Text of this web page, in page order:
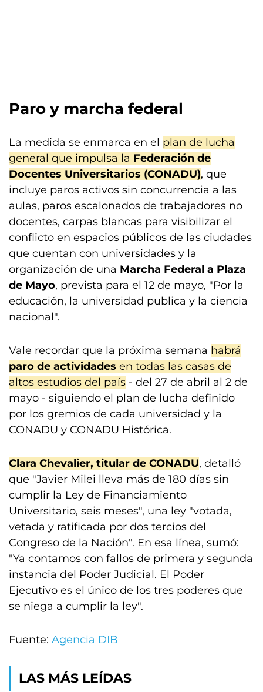
Paro y marcha federal
La medida se enmarca en el plan de lucha
general que impulsa la Federación de
Docentes Universitarios (CONADU), que
incluye paros activos sin concurrencia a las
aulas, paros escalonados de trabajadores no
docentes, carpas blancas para visibilizar el
conflicto en espacios públicos de las ciudades
que cuentan con universidades y la
organización de una Marcha Federal a Plaza
de Mayo, prevista para el 12 de mayo, "Por la
educación, la universidad publica y la ciencia
nacional".
Vale recordar que la próxima semana habrá
paro de actividades en todas las casas de
altos estudios del país - del 27 de abril al 2 de
mayo - siguiendo el plan de lucha definido
por los gremios de cada universidad y la
CONADU y CONADU Histórica.
Clara Chevalier, titular de CONADU, detalló
que "Javier Milei lleva más de 180 días sin
cumplir la Ley de Financiamiento
Universitario, seis meses", una ley "votada,
vetada y ratificada por dos tercios del
Congreso de la Nación". En esa línea, sumó:
"Ya contamos con fallos de primera y segunda
instancia del Poder Judicial. El Poder
Ejecutivo es el único de los tres poderes que
se niega a cumplir la ley".
Fuente: Agencia DIB
LAS MÁS LEÍDAS